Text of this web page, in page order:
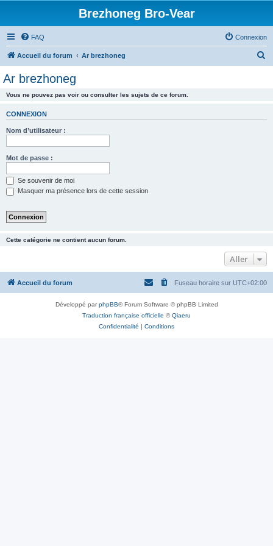
Brezhoneg Bro-Vear
FAQ Connexion
Accueil du forum Ar brezhoneg
Ar brezhoneg
Vous ne pouvez pas voir ou consulter les sujets de ce forum.
CONNEXION
Nom d’utilisateur :
Mot de passe :
Se souvenir de moi
Masquer ma présence lors de cette session
Cette catégorie ne contient aucun forum.
Aller
Accueil du forum Fuseau horaire sur UTC+02:00
Développé parphpBB® Forum Software © phpBB Limited
Traduction française officielle ©Qiaeru
Confidentialité | Conditions